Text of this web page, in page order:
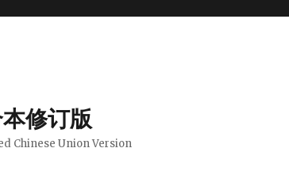
修订版
Chinese Union Version